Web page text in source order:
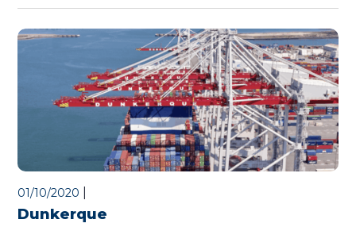
Dunkerque
01/10/2020